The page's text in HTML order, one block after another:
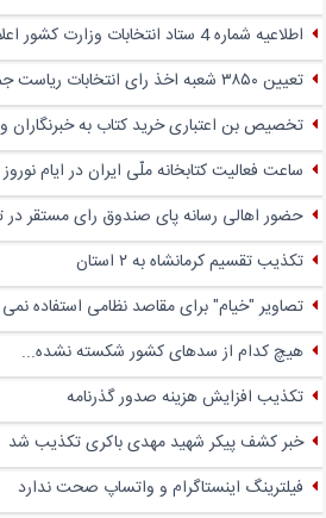
اطلاعیه شماره 4 ستاد انتخابات وزارت کشور اعلام شد
تعیین ۳۸۵۰ شعبه اخذ رای انتخابات ریاست جمهوری در پایتخت
تخصیص بن اعتباری خرید کتاب به خبرنگاران و
ساعت فعالیت کتابخانه ملّی ایران در ایام نوروز 1403 اعلام شد
حضور اهالی رسانه پای صندوق‌ رای مستقر در
تکذیب تقسیم کرمانشاه به ۲ استان
تصاویر "خیام" برای مقاصد نظامی استفاده نمی
هیچ کدام از سدهای کشور شکسته نشده...
تکذیب افزایش هزینه صدور گذرنامه
خبر کشف پیکر شهید مهدی باکری تکذیب شد
فیلترینگ اینستاگرام و واتساپ صحت ندارد